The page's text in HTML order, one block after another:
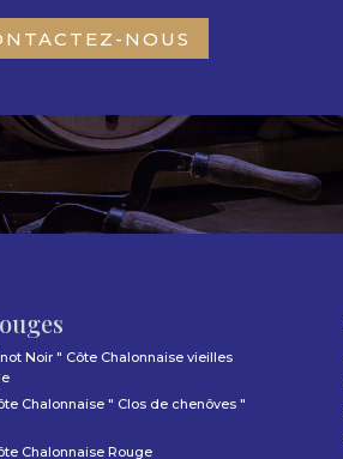
NOUS
Noir " Côte Chalonnaise vieilles
Chalonnaise " Clos de chenôves "
Chalonnaise Rouge